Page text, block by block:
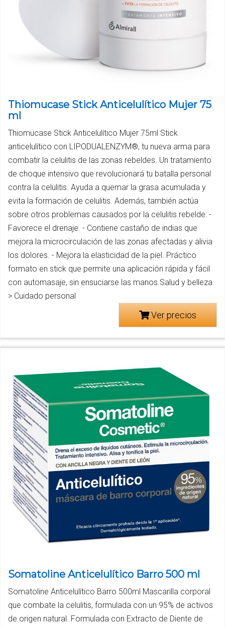
Thiomucase Stick Anticelulítico Mujer 75
ml
Thiomucase Stick Anticelulítico Mujer 75ml Stick
anticelulítico con LIPODUALENZYM®, tu nueva arma para
combatir la celulitis de las zonas rebeldes. Un tratamiento
de choque intensivo que revolucionará tu batalla personal
contra la celulitis. Ayuda a quemar la grasa acumulada y
evita la formación de celulitis. Además, también actúa
sobre otros problemas causados por la celulitis rebelde: -
Favorece el drenaje. - Contiene castaño de indias que
mejora la microcirculación de las zonas afectadas y alivia
los dolores. - Mejora la elasticidad de la piel. Práctico
formato en stick que permite una aplicación rápida y fácil
con automasaje, sin ensuciarse las manos.Salud y belleza
> Cuidado personal
Ver precios
Somatoline Anticelulítico Barro 500 ml
Somatoline Anticelulítico Barro 500ml Mascarilla corporal
que combate la celulitis, formulada con un 95% de activos
de origen natural. Formulada con Extracto de Diente de